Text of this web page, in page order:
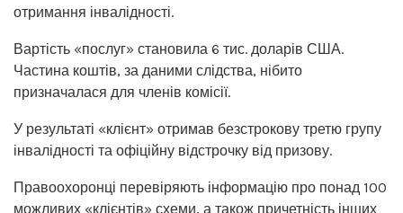
отримання інвалідності.
Вартість «послуг» становила 6 тис. доларів США.
Частина коштів, за даними слідства, нібито
призначалася для членів комісії.
У результаті «клієнт» отримав безстрокову третю групу
інвалідності та офіційну відстрочку від призову.
Правоохоронці перевіряють інформацію про понад 100
можливих «клієнтів» схеми, а також причетність інших